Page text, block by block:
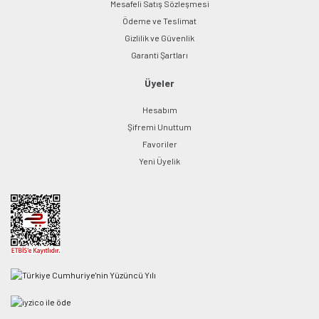
Mesafeli Satış Sözleşmesi
Ödeme ve Teslimat
Gizlilik ve Güvenlik
Garanti Şartları
Üyeler
Hesabım
Şifremi Unuttum
Favoriler
Yeni Üyelik